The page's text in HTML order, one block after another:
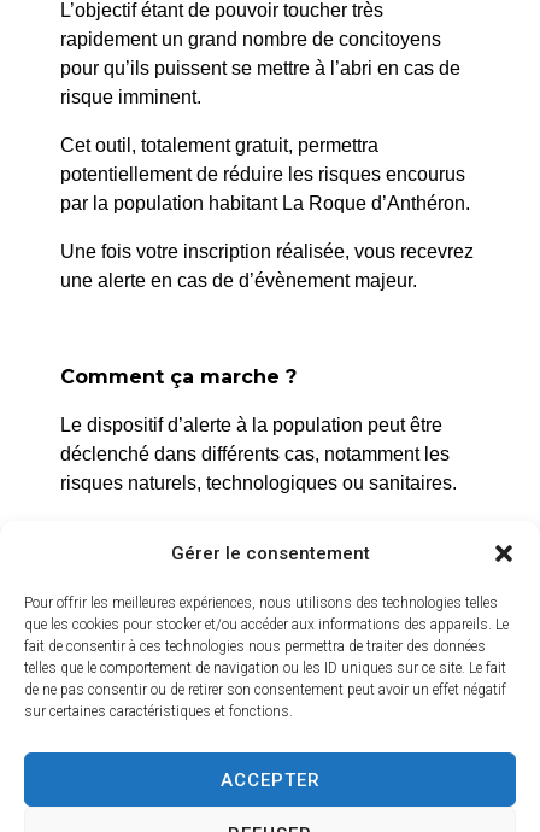
Gérer le consentement
Pour offrir les meilleures expériences, nous utilisons des technologies telles
que les cookies pour stocker et/ou accéder aux informations des appareils. Le
fait de consentir à ces technologies nous permettra de traiter des données
telles que le comportement de navigation ou les ID uniques sur ce site. Le fait
de ne pas consentir ou de retirer son consentement peut avoir un effet négatif
sur certaines caractéristiques et fonctions.
ACCEPTER
2 avenue de l’Europe Unie,
13640 La Roque d’Anthéron
Nous contacter
Horaires d'ouverture
Du lundi au jeudi :
de 8h30 à 11h30 et de 14h à 16h
Le vendredi :
L’objectif étant de pouvoir toucher très
rapidement un grand nombre de concitoyens
pour qu’ils puissent se mettre à l’abri en cas de
risque imminent.
Cet outil, totalement gratuit, permettra
potentiellement de réduire les risques encourus
par la population habitant La Roque d’Anthéron.
Une fois votre inscription réalisée, vous recevrez
une alerte en cas de d’évènement majeur.
Comment ça marche ?
Le dispositif d’alerte à la population peut être
déclenché dans différents cas, notamment les
risques naturels, technologiques ou sanitaires.
ville, et peut être localisée selon le périmètre et
Prenez quelques minutes pour vous inscrire et
bénéficier gratuitement de ce service d’alerte :
https://inscription.cedralis.com/
Comment sont utilisées les données